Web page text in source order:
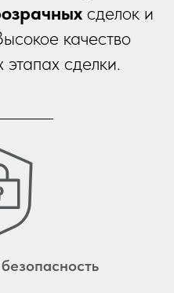
на
рынке
сделок и
качество
сделки.